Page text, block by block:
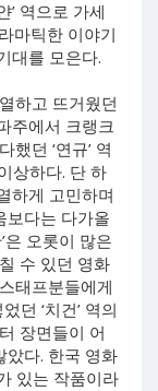
’ 역으로 가세
마틱한 이야기
대를 모은다.
하고 뜨거웠던
주에서 크랭크
던 ‘연규’ 역
상하다. 단 하
하게 고민하며
보다는 다가올
은 오롯이 많은
수 있던 영화
태프분들에게
던 ‘치건’ 역의
장면들이 어
았다. 한국 영화
있는 작품이라